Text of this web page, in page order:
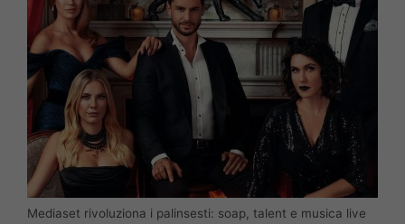
Mediaset rivoluziona i palinsesti: soap, talent e musica live